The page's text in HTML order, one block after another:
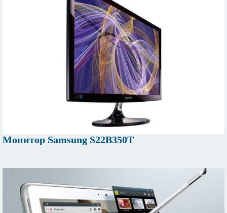
Монитор Samsung S22B350T